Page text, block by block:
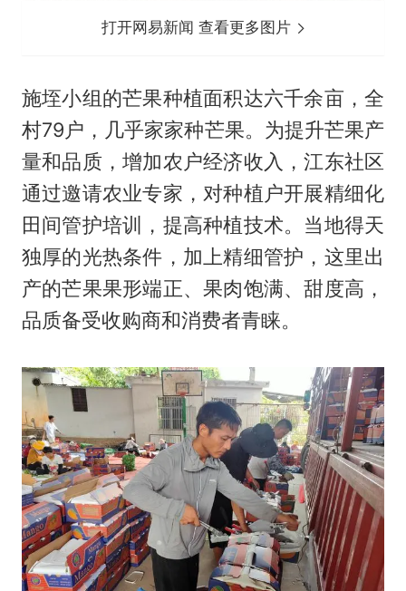
打开网易新闻 查看更多图片
施垤小组的芒果种植面积达六千余亩，全
村79户，几乎家家种芒果。为提升芒果产
量和品质，增加农户经济收入，江东社区
通过邀请农业专家，对种植户开展精细化
田间管护培训，提高种植技术。当地得天
独厚的光热条件，加上精细管护，这里出
产的芒果果形端正、果肉饱满、甜度高，
品质备受收购商和消费者青睐。